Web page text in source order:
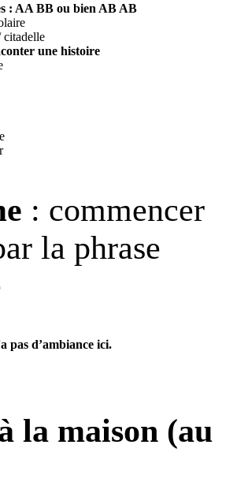
: AA BB ou bien AB AB
citadelle
une histoire
: commencer
la phrase
pas d’ambiance ici.
la maison (au